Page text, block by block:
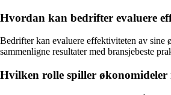
Hvordan kan bedrifter evaluere
Bedrifter kan evaluere effektiviteten av sine
sammenligne resultater med bransjebeste
Hvilken rolle spiller